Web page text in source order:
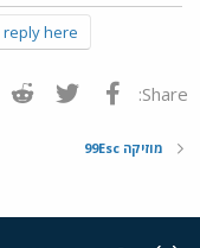
here.
Share: פייסבוק Twitter
מוזיקה 99Esc